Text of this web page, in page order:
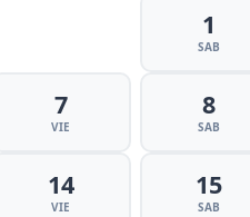
1
SAB
7
VIE
8
SAB
14
VIE
15
SAB